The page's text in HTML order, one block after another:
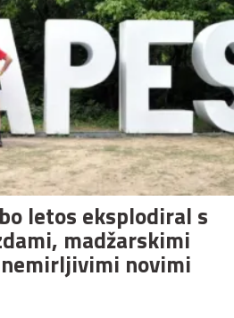
letos eksplodiral s
madžarskimi
novimi